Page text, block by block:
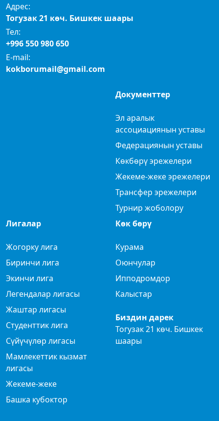
Адрес:
Тогузак 21 көч. Бишкек шаары
Тел:
+996 550 980 650
E-mail:
kokborumail@gmail.com
Документтер
Эл аралык
ассоциациянын уставы
Федерациянын уставы
Көкбөрү эрежелери
Жекеме-жеке эрежелери
Трансфер эрежелери
Турнир жоболору
Лигалар
Жогорку лига
Биринчи лига
Экинчи лига
Легендалар лигасы
Жаштар лигасы
Студенттик лига
Сүйүчүлөр лигасы
Мамлекеттик кызмат
лигасы
Жекеме-жеке
Башка кубоктор
Көк бөрү
Курама
Оюнчулар
Ипподромдор
Калыстар
Биздин дарек
Тогузак 21 көч. Бишкек
шаары